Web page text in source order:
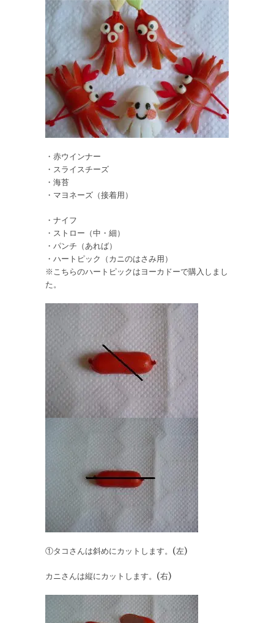
・赤ウインナー
・スライスチーズ
・海苔
・マヨネーズ（接着用）
・ナイフ
・ストロー（中・細）
・パンチ（あれば）
・ハートピック（カニのはさみ用）
※こちらのハートピックはヨーカドーで購入しまし
た。
①タコさんは斜めにカットします。(左)
カニさんは縦にカットします。(右)